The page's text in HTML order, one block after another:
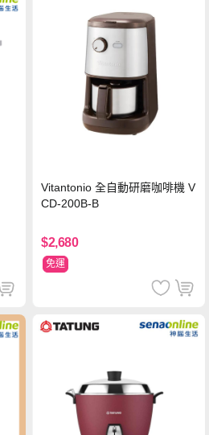
Vitantonio 全自動研磨咖啡機 V
CD-200B-B
$2,680
免運